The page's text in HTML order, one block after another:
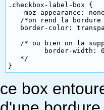
.checkbox-label-box {
-moz-appearance:
/*on rend la bordure
border-color:
/* ou bien on la
border-width:
   */
}
ce box